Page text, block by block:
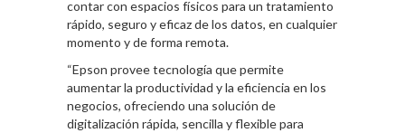
contar con espacios físicos para un tratamiento
rápido, seguro y eficaz de los datos, en cualquier
momento y de forma remota.
“Epson provee tecnología que permite
aumentar la productividad y la eficiencia en los
negocios, ofreciendo una solución de
digitalización rápida, sencilla y flexible para